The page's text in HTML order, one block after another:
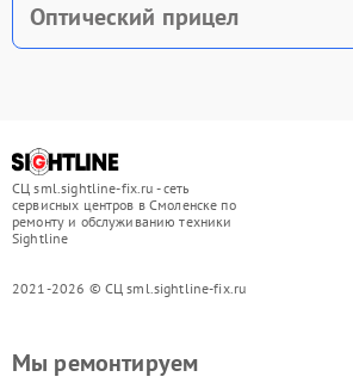
Оптический прицел
СЦ sml.sightline-fix.ru - сеть
сервисных центров в Смоленске по
ремонту и обслуживанию техники
Sightline
2021-2026 © СЦ sml.sightline-fix.ru
Мы ремонтируем